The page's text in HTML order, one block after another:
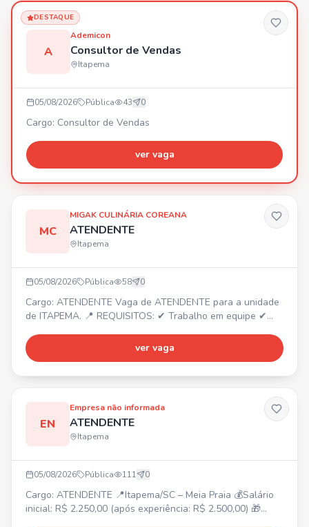
DESTAQUE
A
Ademicon
Consultor de Vendas
Itapema
05/08/2026 Pública 43 0
Cargo: Consultor de Vendas
ver vaga
MC
MIGAK CULINÁRIA COREANA
ATENDENTE
Itapema
05/08/2026 Pública 58 0
Cargo: ATENDENTE Vaga de ATENDENTE para a unidade
de ITAPEMA. 📍 REQUISITOS: ✔ Trabalho em equipe ✔
currículo por WhatsApp e faça parte do nosso time!
ver vaga
EN
Empresa não informada
ATENDENTE
Itapema
05/08/2026 Pública 111 0
Cargo: ATENDENTE 📍Itapema/SC – Meia Praia 💰Salário
inicial: R$ 2.250,00 (após experiência: R$ 2.500,00) 🎁